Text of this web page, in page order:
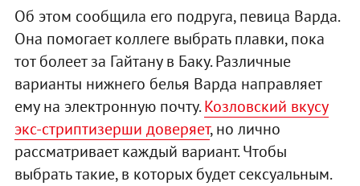
Об этом сообщила его подруга, певица Варда.
Она помогает коллеге выбрать плавки, пока
тот болеет за Гайтану в Баку. Различные
варианты нижнего белья Варда направляет
ему на электронную почту.Козловский вкусу
экс-стриптизерши доверяет, но лично
рассматривает каждый вариант. Чтобы
выбрать такие, в которых будет сексуальным.